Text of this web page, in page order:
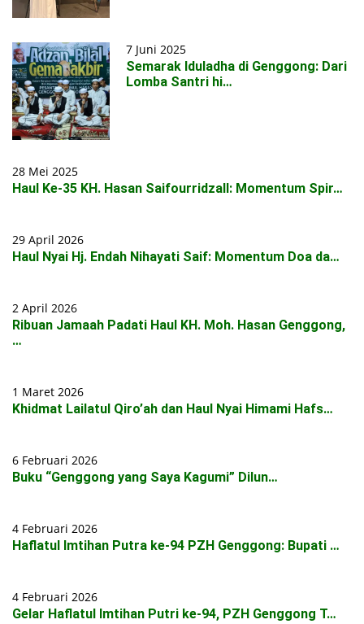
7 Juni 2025
Semarak Iduladha di Genggong: Dari
Lomba Santri hi…
28 Mei 2025
Haul Ke-35 KH. Hasan Saifourridzall: Momentum Spir…
29 April 2026
Haul Nyai Hj. Endah Nihayati Saif: Momentum Doa da…
2 April 2026
Ribuan Jamaah Padati Haul KH. Moh. Hasan Genggong,
…
1 Maret 2026
Khidmat Lailatul Qiro’ah dan Haul Nyai Himami Hafs…
6 Februari 2026
Buku “Genggong yang Saya Kagumi” Dilun…
4 Februari 2026
Haflatul Imtihan Putra ke-94 PZH Genggong: Bupati …
4 Februari 2026
Gelar Haflatul Imtihan Putri ke-94, PZH Genggong T…